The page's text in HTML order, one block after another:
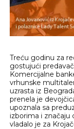
Treću godinu za
gostujući
Komercijalne
vrhunske
uzrasta iz
prenela je
upoznala sa
izborima i značaju
vladalo je za